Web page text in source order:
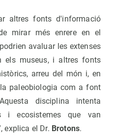
altres fonts d'informació
mirar més enrere en el
avaluar les extenses
els museus, i altres fonts
arreu del món i, en
paleobiologia com a font
disciplina intenta
i ecosistemes que van
explica el Dr. Brotons.